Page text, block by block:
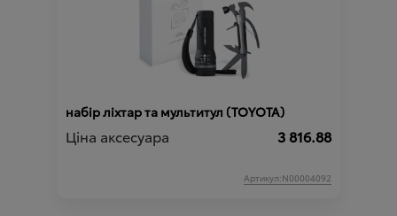
набір ліхтар та мультитул (TOYOTA)
Ціна аксесуара 3 816.88
Артикул:N00004092